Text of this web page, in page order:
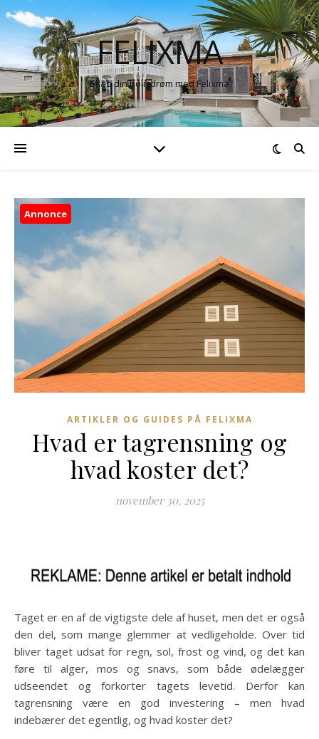
FELIXMA
Skab din boligdrøm med Felixma
Annonce
ARTIKLER OG GUIDES PÅ FELIXMA
Hvad er tagrensning og
hvad koster det?
november 30, 2025
Taget er en af de vigtigste dele af huset, men det er også
den del, som mange glemmer at vedligeholde. Over tid
bliver taget udsat for regn, sol, frost og vind, og det kan
føre til alger, mos og snavs, som både ødelægger
udseendet og forkorter tagets levetid. Derfor kan
tagrensning være en god investering – men hvad
indebærer det egentlig, og hvad koster det?